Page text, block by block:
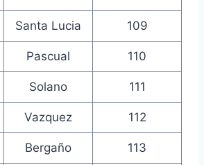
Santa Lucia 109
Pascual 110
Solano 111
Vazquez 112
Bergaño 113